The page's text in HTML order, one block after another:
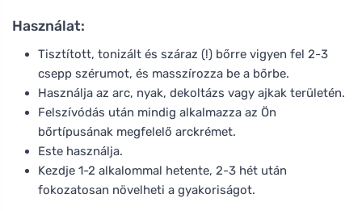
Használat:
Tisztított, tonizált és száraz (!) bőrre vigyen fel 2-3
csepp szérumot, és masszírozza be a bőrbe.
Használja az arc, nyak, dekoltázs vagy ajkak területén.
Felszívódás után mindig alkalmazza az Ön
bőrtípusának megfelelő arckrémet.
Este használja.
Kezdje 1-2 alkalommal hetente, 2-3 hét után
fokozatosan növelheti a gyakoriságot.